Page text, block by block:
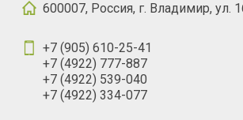
600007, Россия, г. Владимир, ул.
+7 (905) 610-25-41
+7 (4922) 777-887
+7 (4922) 539-040
+7 (4922) 334-077